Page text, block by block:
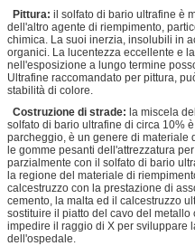
Pittura: il solfato di bario ultrafine è
dell'altro agente di riempimento,
chimica. La suoi inerzia, insolubili in
organici. La lucentezza eccellente e
nell'esposizione a lungo termine
Ultrafine raccomandato per pittura,
stabilità di colore.
Costruzione di strade: la miscela
solfato di bario ultrafine di circa 10%
parcheggio, è un genere di materiale
le gomme pesanti dell'attrezzatura
parzialmente con il solfato di bario
la regione del materiale di
calcestruzzo con la prestazione di
cemento, la malta ed il calcestruzzo
sostituire il piatto del cavo del
impedire il raggio di X per sviluppare
dell'ospedale.